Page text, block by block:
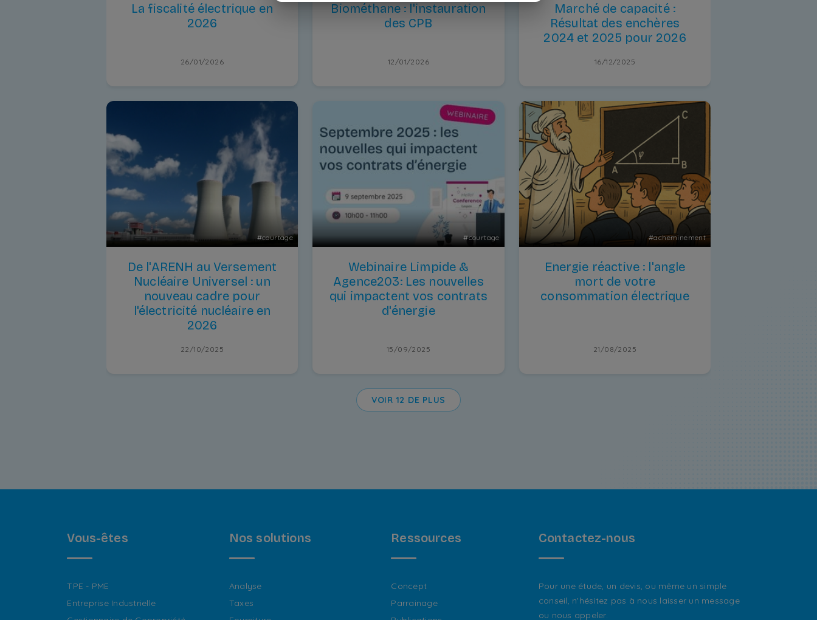
La fiscalité électrique en
2026
26/01/2026
Biométhane : l'instauration
des CPB
12/01/2026
Marché de capacité :
Résultat des enchères
2024 et 2025 pour 2026
16/12/2025
#courtage
De l'ARENH au Versement
Nucléaire Universel : un
nouveau cadre pour
l'électricité nucléaire en
2026
22/10/2025
#courtage
Webinaire Limpide &
Agence203: Les nouvelles
qui impactent vos contrats
d'énergie
15/09/2025
#acheminement
Energie réactive : l'angle
mort de votre
consommation électrique
21/08/2025
VOIR 12 DE PLUS
Vous-êtes
TPE - PME
Entreprise Industrielle
Nos solutions
Analyse
Taxes
Ressources
Concept
Parrainage
Contactez-nous
Pour une étude, un devis, ou même un simple
conseil, n'hésitez pas à nous laisser un message
ou nous appeler.